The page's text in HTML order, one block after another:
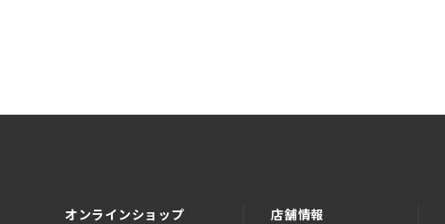
オンラインショップ 店舗情報